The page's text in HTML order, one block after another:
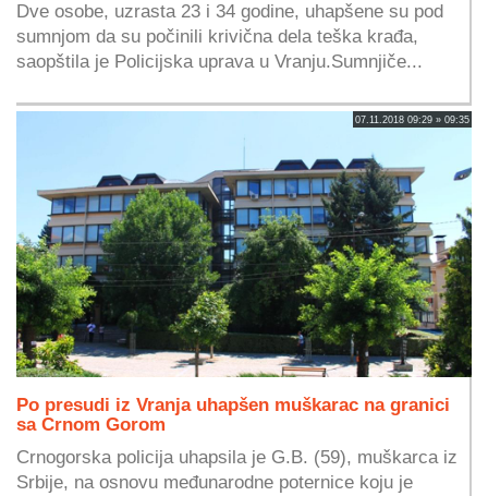
Dve osobe, uzrasta 23 i 34 godine, uhapšene su pod
sumnjom da su počinili krivična dela teška krađa,
saopštila je Policijska uprava u Vranju.Sumnjiče...
07.11.2018 09:29 » 09:35
Po presudi iz Vranja uhapšen muškarac na granici
sa Crnom Gorom
Crnogorska policija uhapsila je G.B. (59), muškarca iz
Srbije, na osnovu međunarodne poternice koju je